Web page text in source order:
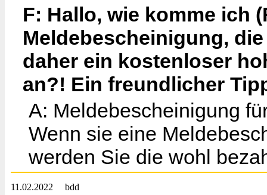
F: Hallo, wie komme ich
Meldebescheinigung,
daher ein kostenloser
an?! Ein freundlicher
A: Meldebescheinigung
Wenn sie eine
werden Sie die wohl
11.02.2022 bdd